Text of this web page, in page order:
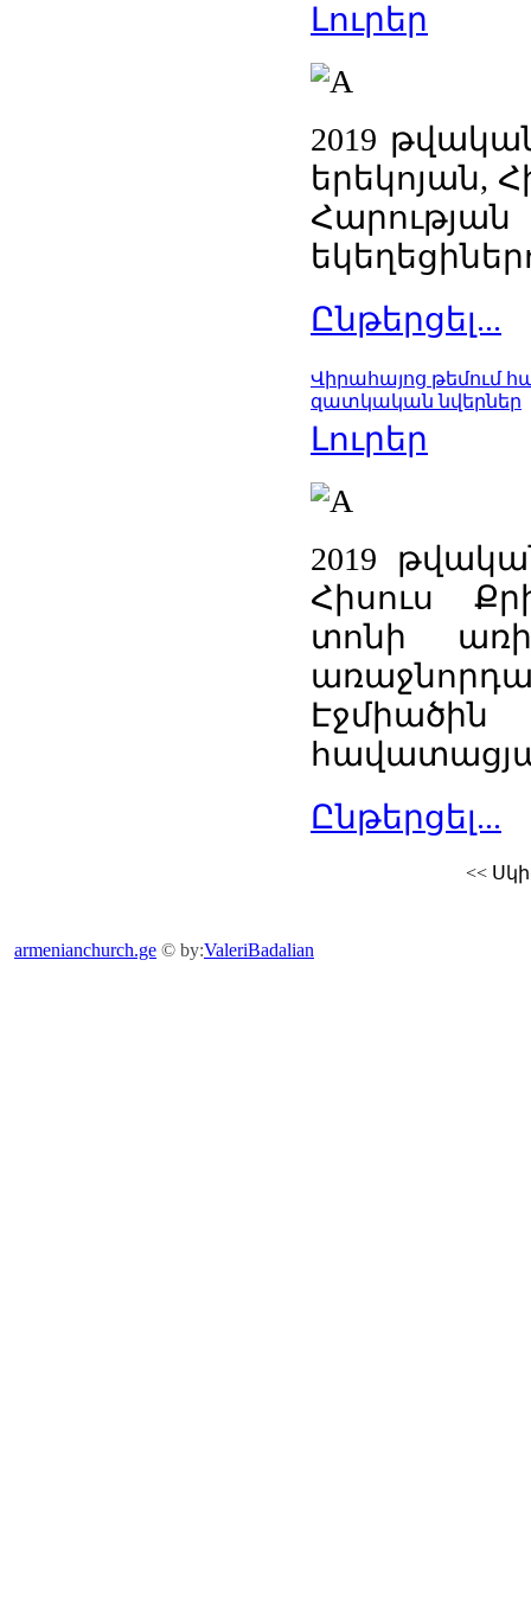
Լուրեր
2019
երեկոյան,
Ընթերցել...
Վիրահայոց թեմում
զատկական նվերներ
Լուրեր
2019
Հիսուս
տոնի
Ընթերցել...
<<
armenianchurch.ge © by:ValeriBadalian